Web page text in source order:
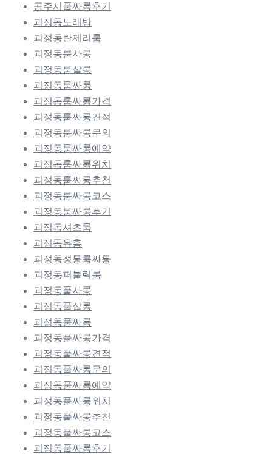
공주시풀싸롱후기
괴정동노래방
괴정동란제리룸
괴정동룸사롱
괴정동룸살롱
괴정동룸싸롱
괴정동룸싸롱가격
괴정동룸싸롱견적
괴정동룸싸롱문의
괴정동룸싸롱예약
괴정동룸싸롱위치
괴정동룸싸롱추천
괴정동룸싸롱코스
괴정동룸싸롱후기
괴정동셔츠룸
괴정동유흥
괴정동정통룸싸롱
괴정동퍼블릭룸
괴정동풀사롱
괴정동풀살롱
괴정동풀싸롱
괴정동풀싸롱가격
괴정동풀싸롱견적
괴정동풀싸롱문의
괴정동풀싸롱예약
괴정동풀싸롱위치
괴정동풀싸롱추천
괴정동풀싸롱코스
괴정동풀싸롱후기